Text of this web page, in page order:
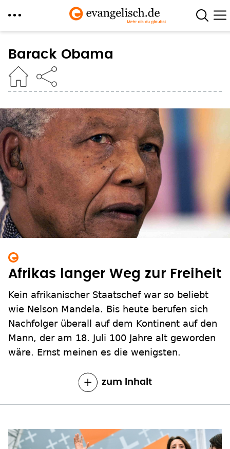
zum
Inhalt
Barack Obama
Afrikas langer Weg zur Freiheit
Kein afrikanischer Staatschef war so beliebt
wie Nelson Mandela. Bis heute berufen sich
Nachfolger überall auf dem Kontinent auf den
Mann, der am 18. Juli 100 Jahre alt geworden
wäre. Ernst meinen es die wenigsten.
zum Inhalt